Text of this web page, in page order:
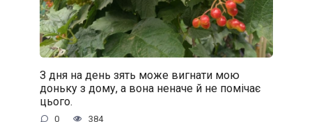
З дня на день зять може вигнати мою
доньку з дому, а вона неначе й не помічає
цього.
0 384